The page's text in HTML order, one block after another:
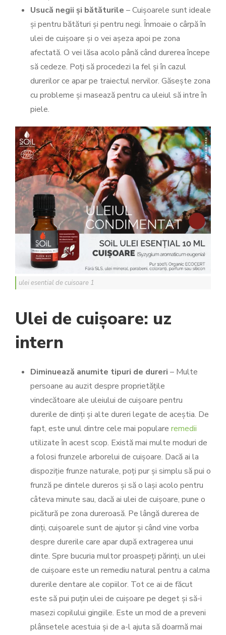
Usucă negii și bătăturile – Cuișoarele sunt ideale
și pentru bătături și pentru negi. Înmoaie o cârpă în
ulei de cuișoare și o vei așeza apoi pe zona
afectată. O vei lăsa acolo până când durerea începe
să cedeze. Poți să procedezi la fel și în cazul
durerilor ce apar pe traiectul nervilor. Găsește zona
cu probleme și masează pentru ca uleiul să intre în
piele.
ulei esential de cuisoare 1
Ulei de cuișoare: uz
intern
Diminuează anumite tipuri de dureri – Multe
persoane au auzit despre proprietățile
vindecătoare ale uleiului de cuișoare pentru
durerile de dinți și alte dureri legate de aceștia. De
fapt, este unul dintre cele mai populare remedii
utilizate în acest scop. Există mai multe moduri de
a folosi frunzele arborelui de cuișoare. Dacă ai la
dispoziție frunze naturale, poți pur și simplu să pui o
frunză pe dintele dureros și să o lași acolo pentru
câteva minute sau, dacă ai ulei de cuișoare, pune o
picătură pe zona dureroasă. Pe lângă durerea de
dinți, cuișoarele sunt de ajutor și când vine vorba
despre durerile care apar după extragerea unui
dinte. Spre bucuria multor proaspeți părinți, un ulei
de cuișoare este un remediu natural pentru a calma
durerile dentare ale copiilor. Tot ce ai de făcut
este să pui puțin ulei de cuișoare pe deget și să-i
masezi copilului gingiile. Este un mod de a preveni
plânsetele acestuia și de a-l ajuta să doarmă mai